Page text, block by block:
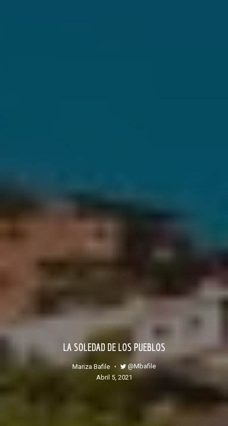
LA SOLEDAD DE LOS PUEBLOS
Mariza Bafile
@mbafile
abril 5, 2021